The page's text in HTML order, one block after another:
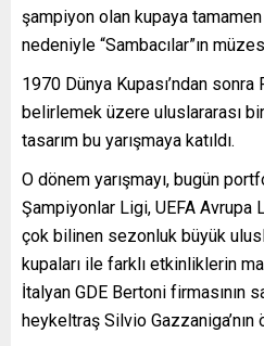
şampiyon olan kupaya tamamen
nedeniyle “Sambacılar”ın
1970 Dünya Kupası’ndan sonra
belirlemek üzere uluslararası
tasarım bu yarışmaya katıldı.
O dönem yarışmayı, bugün
Şampiyonlar Ligi, UEFA Avrupa
çok bilinen sezonluk büyük
kupaları ile farklı etkinliklerin
İtalyan GDE Bertoni firmasının
heykeltraş Silvio Gazzaniga’nın